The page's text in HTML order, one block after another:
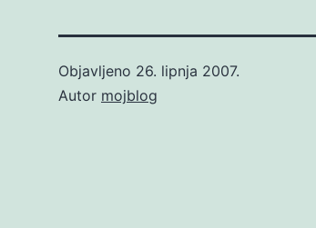
Objavljeno 26. lipnja 2007.
Autor mojblog